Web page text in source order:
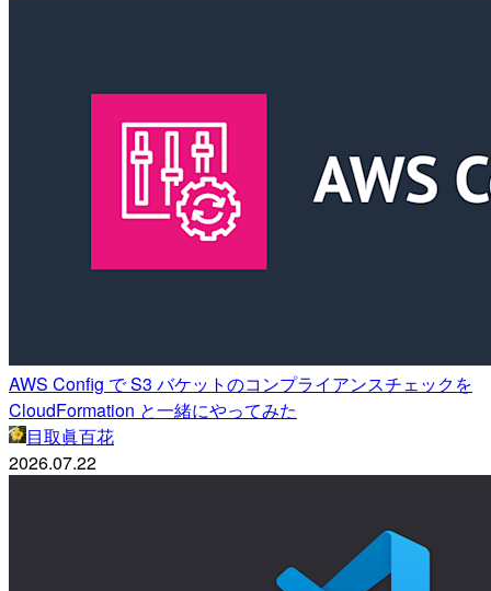
AWS Config で S3 バケットのコンプライアンスチェックを
CloudFormation と一緒にやってみた
目取眞百花
2026.07.22